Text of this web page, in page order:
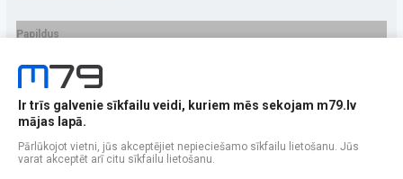
Papildus
Ražotājs
PRECES APRAKSTS
EAN - 5903396394683
Ir trīs galvenie sīkfailu veidi, kuriem mēs sekojam m79.lv
mājas lapā.
Pārlūkojot vietni, jūs akceptējiet nepieciešamo sīkfailu lietošanu. Jūs
varat akceptēt arī citu sīkfailu lietošanu.